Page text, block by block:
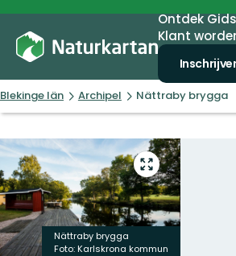
Ontdek
Klant
Blekinge län Archipel Nättraby brygga
Open
volledig
scherm
Nättraby brygga
Foto: Karlskrona kommun